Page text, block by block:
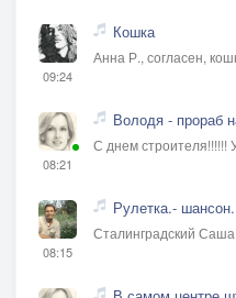
09:24
Кошка
Анна Р., согласен,
08:21
Володя - прораб
С днем строителя!!!!!!
08:15
Рулетка.- шансон.
Сталинградский